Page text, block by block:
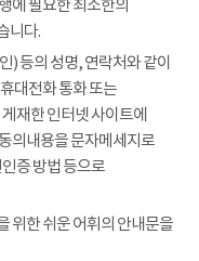
에 필요한 최소한의
니다.
) 등의 성명, 연락처와 같이
대전화 통화 또는
재한 인터넷 사이트에
의내용을 문자메세지로
증 방법 등으로
위한 쉬운 어휘의 안내문을